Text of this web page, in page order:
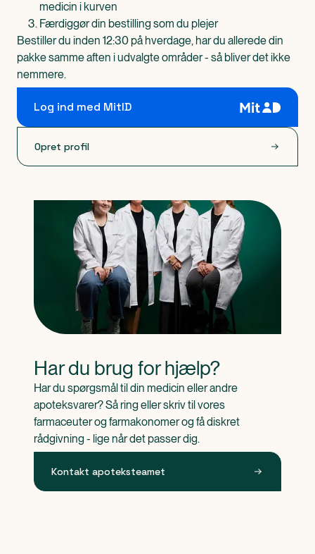
medicin i kurven
Færdiggør din bestilling som du plejer
Bestiller du inden 12:30 på hverdage, har du allerede din
pakke samme aften i udvalgte områder - så bliver det ikke
nemmere.
Log ind med MitID
Opret profil
Har du brug for hjælp?
Har du spørgsmål til din medicin eller andre
apoteksvarer? Så ring eller skriv til vores
farmaceuter og farmakonomer og få diskret
rådgivning - lige når det passer dig.
Kontakt apoteksteamet